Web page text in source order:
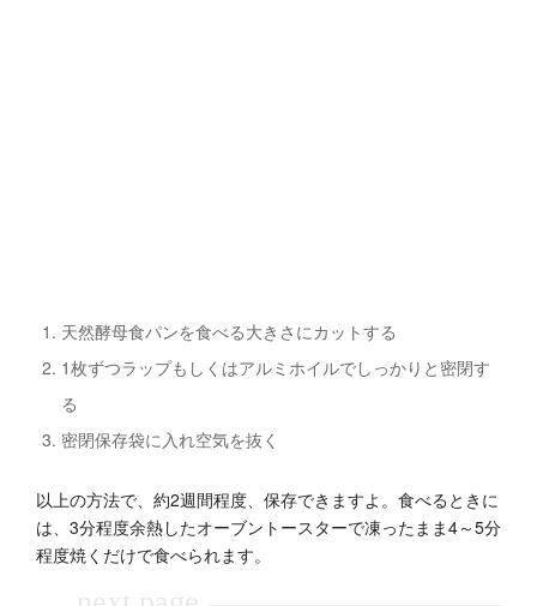
天然酵母食パンを食べる大きさにカットする
1枚ずつラップもしくはアルミホイルでしっかりと密閉す
る
密閉保存袋に入れ空気を抜く
以上の方法で、約2週間程度、保存できますよ。食べるときに
は、3分程度余熱したオーブントースターで凍ったまま4～5分
程度焼くだけで食べられます。